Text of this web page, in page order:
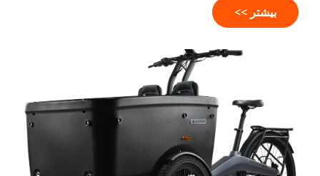
تحرک متصل، ابزارهای دیجیتال و دید عملیاتی بهتر، دوچرخه
های باری از راه حل های حمل و نقل ساده به دارایی های
کارآمدتر و مقیاس پذیرتر پشتیبانی می کنند.
بیشتر >>